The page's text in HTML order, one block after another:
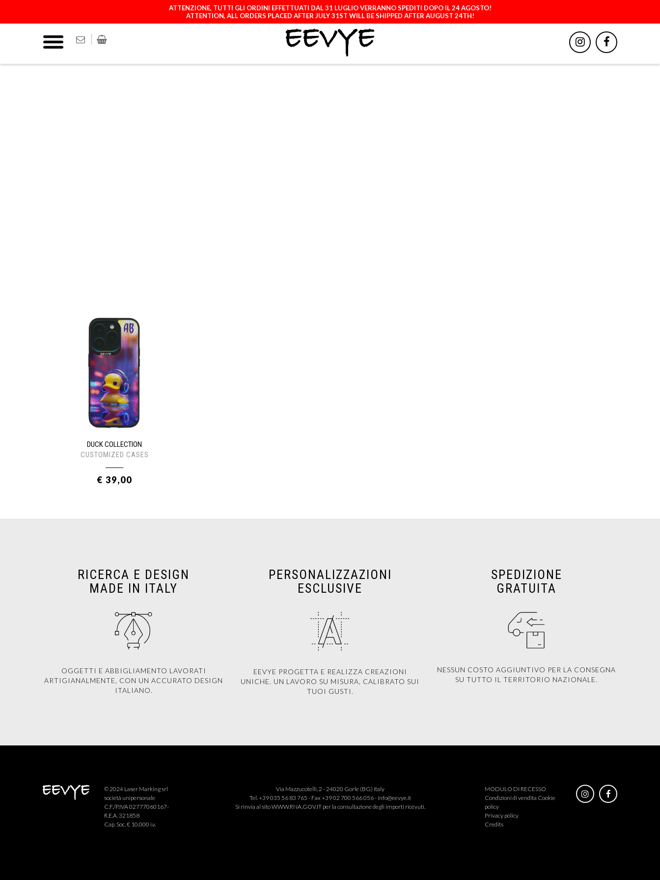
ATTENZIONE, TUTTI GLI ORDINI EFFETTUATI DAL 31 LUGLIO VERRANNO SPEDITI DOPO IL 24 AGOSTO!
ATTENTION, ALL ORDERS PLACED AFTER JULY 31ST WILL BE SHIPPED AFTER AUGUST 24TH!
LICENCES ACCESSORI
DUCK COLLECTION
CUSTOMIZED CASES
€ 39,00
RICERCA E DESIGN
MADE IN ITALY
OGGETTI E ABBIGLIAMENTO LAVORATI
ARTIGIANALMENTE, CON UN ACCURATO DESIGN
ITALIANO.
PERSONALIZZAZIONI
ESCLUSIVE
EEVYE PROGETTA E REALIZZA CREAZIONI
UNICHE. UN LAVORO SU MISURA, CALIBRATO SUI
TUOI GUSTI.
SPEDIZIONE
GRATUITA
NESSUN COSTO AGGIUNTIVO PER LA CONSEGNA
SU TUTTO IL TERRITORIO NAZIONALE.
© 2024 Laser Marking srl
società unipersonale
C.F./P.IVA 02777060167-
R.E.A. 321858
Cap. Soc. € 10.000 i.v.
Via Mazzucotelli, 2 - 24020 Gorle (BG) Italy
Tel. +39 035 56 83 765 - Fax +39 02 700 566 056 - info@eevye.it
Si rinvia al sitoWWW.RNA.GOV.ITper la consultazione degli importi ricevuti.
MODULO DI RECESSO
Condizioni di vendita Cookie
policy
Privacy policy
Credits